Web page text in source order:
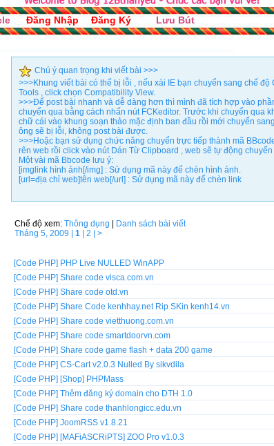
Đăng Nhập Đăng Ký Lưu Bút
Chú ý quan trọng khi viết bài >>>
>>>Khung viết bài có thể bị lỗi , nếu xài IE bạn chuyển sang chế
Tools , click chọn Compatibility View.
>>>Để post bài nhanh và dễ dàng hơn thì mình đã tích hợp vào
chuyển qua bằng cách nhấn nút FCKeditor. Trước khi chuyển qua
chữ cái vào khung soạn thảo mặc định ban đầu rồi mới chuyển
ông sẽ bị lỗi, không post bài được.
>>>Hoặc bạn sử dụng chức năng chuyển trực tiếp thành mã
rên web rồi click vào nút Dán Từ Clipboard , web sẽ tự động
Một vài mã Bbcode lưu ý:
[imglink hình ảnh[/img] : Sử dụng mã này để chèn hình ảnh.
[url=địa chỉ web]tên web[/url] : Sử dụng mã này để chèn link
Chế độ xem: Thông dụng
Danh sách bài viết
Tháng 5, 2009 | 1 2 >
[Code PHP] PHP Live NULLED WinAPP
[Code PHP] Share code visca.com.vn
[Code PHP] Share code otd.vn
[Code PHP] Share Code kenhhay.net Rip SKin kenh14.vn
[Code PHP] Share code vietthuong.com.vn
[Code PHP] Share code smartdoorvn.com
[Code PHP] Share code game flash + data 200 game
[Code PHP] CS-Cart v2.0.3 Nulled By sikvdila
[Code PHP] [Shop] PHPMass
[Code PHP] Thêm đăng ký domain cho DTH 1.0
[Code PHP] Share code thanhlongicc.edu.vn
[Code PHP] JoomRSS v1.8.21
[Code PHP] [MAFiASCRiPTS] ZOO Pro v1.0.3